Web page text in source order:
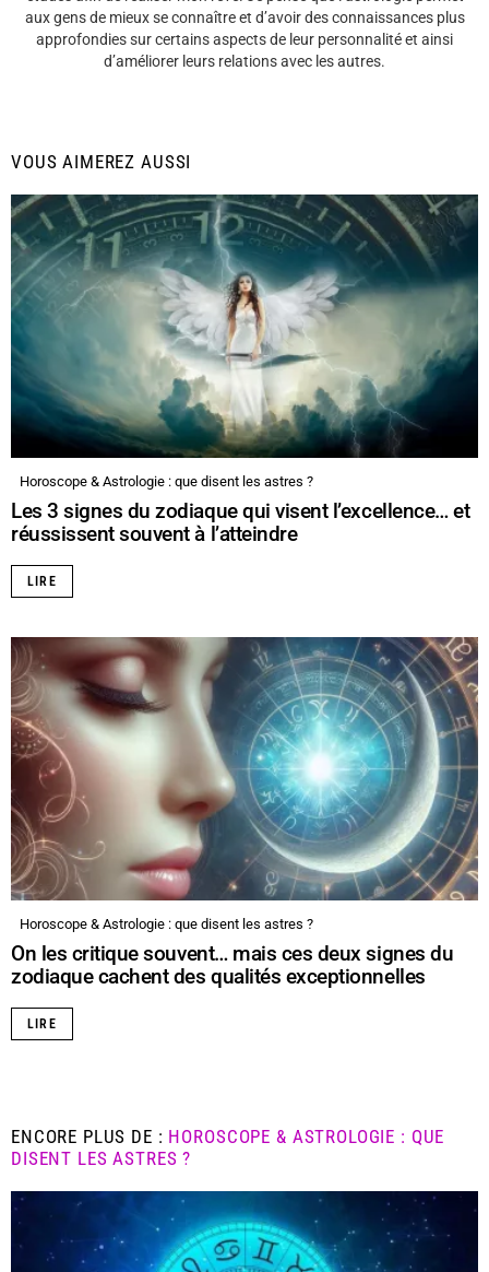
aux gens de mieux se connaître et d’avoir des connaissances plus
approfondies sur certains aspects de leur personnalité et ainsi
d’améliorer leurs relations avec les autres.
VOUS AIMEREZ AUSSI
Horoscope & Astrologie : que disent les astres ?
Les 3 signes du zodiaque qui visent l’excellence… et
réussissent souvent à l’atteindre
LIRE
Horoscope & Astrologie : que disent les astres ?
On les critique souvent… mais ces deux signes du
zodiaque cachent des qualités exceptionnelles
LIRE
ENCORE PLUS DE : HOROSCOPE & ASTROLOGIE : QUE
DISENT LES ASTRES ?